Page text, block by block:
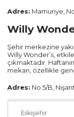
Adres: Mamuriye,
Willy
Şehir merkezine
Willy Wonder’s,
çıkmaktadır.
mekan, özellikle
Adres: No:5/B,
Ordu
Zonguldak
Eskişehir